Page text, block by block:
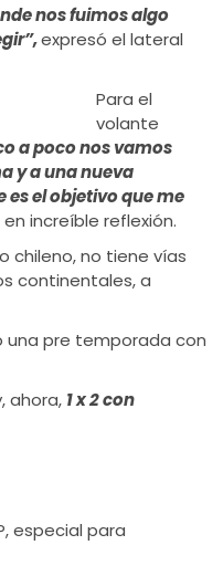
nos fuimos algo
expresó el lateral
Para el
volante
a poco nos vamos
y a una nueva
el objetivo que me
increíble reflexión.
chileno, no tiene vías
continentales, a
una pre temporada con
ahora, 1 x 2 con
especial para